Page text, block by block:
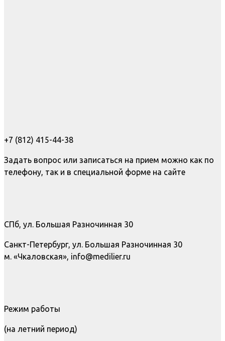
+7 (812) 415-44-38
Задать вопрос или записаться на прием можно как по
телефону, так и в специальной форме на сайте
СПб, ул. Большая Разночинная 30
Санкт-Петербург, ул. Большая Разночинная 30
м. «Чкаловская», info@medilier.ru
Режим работы
(на летний период)